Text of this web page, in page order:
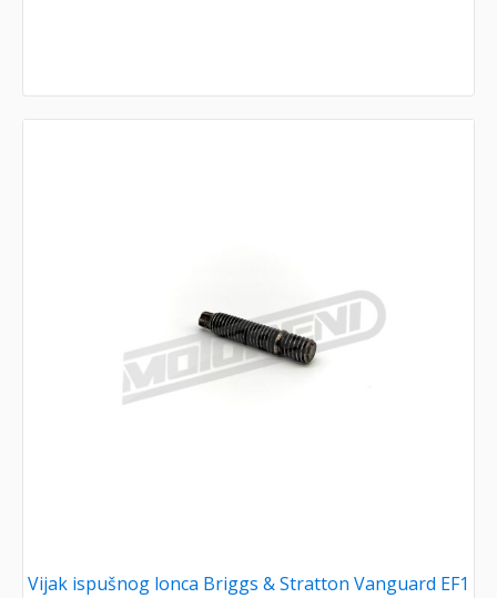
Vijak ispušnog lonca Briggs & Stratton Vanguard EF1